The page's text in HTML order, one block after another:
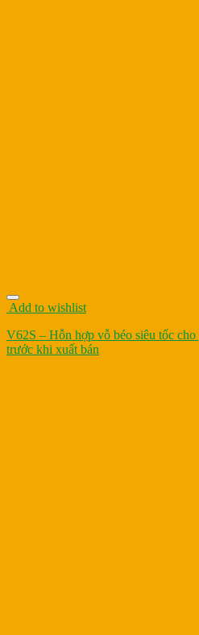
Add to wishlist
V62S – Hỗn hợp vỗ béo siêu tốc
trước khi xuất bán